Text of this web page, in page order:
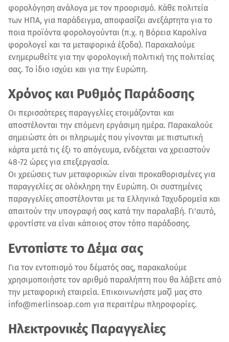
φορολόγηση ανάλογα με τον προορισμό. Κάθε πολιτεία
των ΗΠΑ, για παράδειγμα, αποφασίζει ανεξάρτητα για το
ποια προϊόντα φορολογούνται (π.χ. η Βόρεια Καρολίνα
φορολογεί και τα μεταφορικά έξοδα). Παρακαλούμε
ενημερωθείτε για την φορολογική πολιτική της πολιτείας
σας. Το ίδιο ισχύει και για την Ευρώπη.
Χρόνος και Ρυθμός Παράδοσης
Οι περισσότερες παραγγελίες ετοιμάζονται και
αποστέλονται την επόμενη εργάσιμη ημέρα. Παρακαλούε
σημειώστε ότι οι πληρωμές που γίνονται με πιστωτική
κάρτα μετά τις έξι το απόγευμα, ενδέχεται να χρειαστούν
48-72 ώρες για επεξεργασία.
Οι χρεώσεις των μεταφορικών είναι προκαθορισμένες για
παραγγελίες σε ολόκληρη την Ευρώπη. Οι συστημένες
παραγγελίες αποστέλονται με τα Ελληνικά Ταχυδρομεία και
απαιτούν την υπογραφή σας κατά την παραλαβή. Γι’αυτό,
φροντίστε να είναι κάποιος στον τόπο παράδοσης.
Εντοπίστε το Δέμα σας
Για τoν εντοπισμό του δέματός σας, παρακαλούμε
χρησιμοποιήστε τον αριθμό παραλήπτη που θα λάβετε από
την μεταφορική εταιρεία. Επικοινωνήστε μαζί μας στο
info@merlinsoap.com για περαιτέρω πληροφορίες.
Ηλεκτρονικές Παραγγελίες